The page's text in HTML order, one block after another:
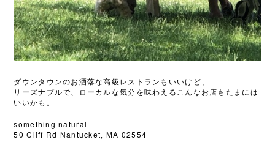
ダウンタウンのお洒落な高級レストランもいいけど、
リーズナブルで、ローカルな気分を味わえるこんなお店もたまには
いいかも。
something natural
50 Cliff Rd Nantucket, MA 02554